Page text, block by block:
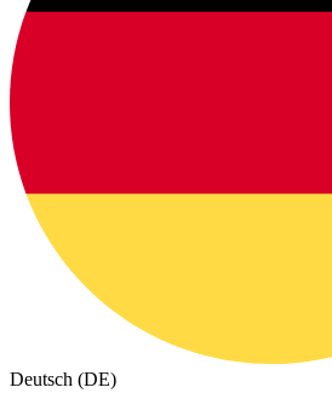
Deutsch (DE)